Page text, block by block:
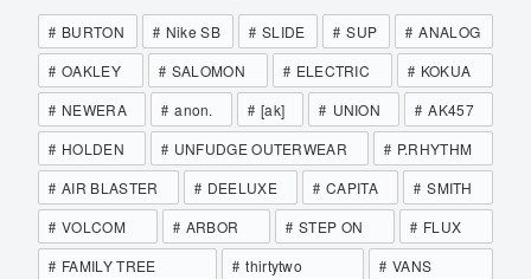
BURTON Nike SB SLIDE SUP
ANALOG
OAKLEY
SALOMON ELECTRIC
KOKUA
NEWERA
anon. [ak] UNION
AK457
HOLDEN
UNFUDGE OUTERWEAR
P.RHYTHM
AIR BLASTER
DEELUXE CAPITA
SMITH
VOLCOM
ARBOR STEP ON
FLUX
FAMILY TREE
thirtytwo
VANS